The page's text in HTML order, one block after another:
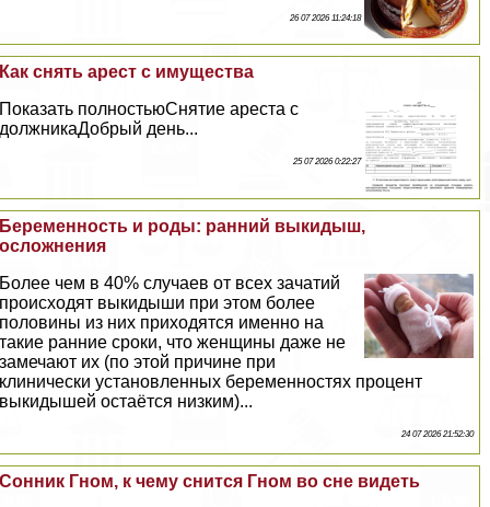
26 07 2026 11:24:18
Как снять арест с имущества
Показать полностьюСнятие ареста с
должникаДобрый день...
25 07 2026 0:22:27
Беременность и роды: ранний выкидыш,
осложнения
Более чем в 40% случаев от всех зачатий
происходят выкидыши при этом более
половины из них приходятся именно на
такие ранние сроки, что женщины даже не
замечают их (по этой причине при
клинически установленных беременностях процент
выкидышей остаётся низким)...
24 07 2026 21:52:30
Сонник Гном, к чему снится Гном во сне видеть